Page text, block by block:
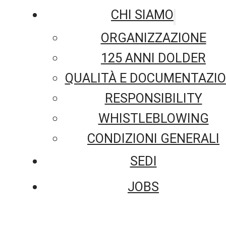
CHI SIAMO
ORGANIZZAZIONE
125 ANNI DOLDER
QUALITÀ E
RESPONSIBILITY
WHISTLEBLOWING
CONDIZIONI GENERALI
SEDI
JOBS